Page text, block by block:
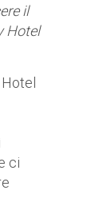
il
Hotel
ci